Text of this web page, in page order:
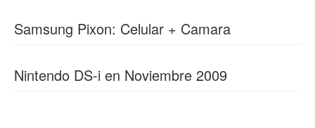
Samsung Pixon: Celular + Camara
Nintendo DS-i en Noviembre 2009